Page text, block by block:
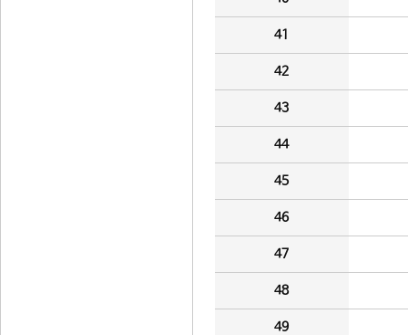
41
42
43
44
45
46
47
48
49